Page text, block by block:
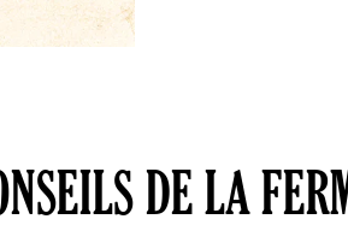
DE LA